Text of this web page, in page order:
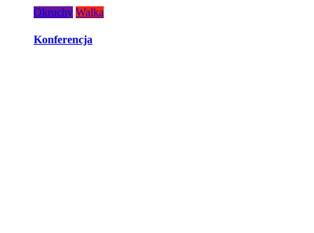
Okruchy Walka
Konferencja